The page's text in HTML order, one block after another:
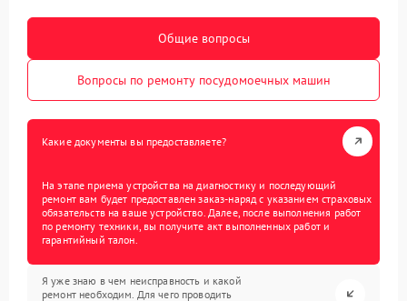
Общие вопросы
Вопросы по ремонту посудомоечных машин
Какие документы вы предоставляете?
На этапе приема устройства на диагностику и последующий
ремонт вам будет предоставлен заказ-наряд с указанием страховых
обязательств на ваше устройство. Далее, после выполнения работ
по ремонту техники, вы получите акт выполненных работ и
гарантийный талон.
Я уже знаю в чем неисправность и какой
ремонт необходим. Для чего проводить